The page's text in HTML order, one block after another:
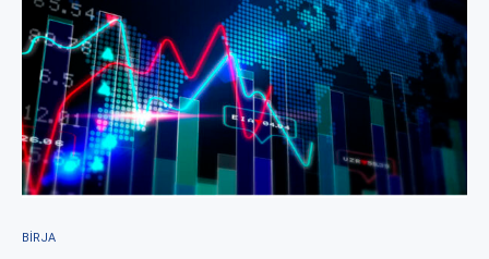
BIRJA